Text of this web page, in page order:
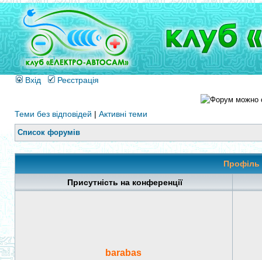
Вхід Реєстрація
Теми без відповідей | Активні теми
Список форумів
Профіль
Присутність на конференції
barabas